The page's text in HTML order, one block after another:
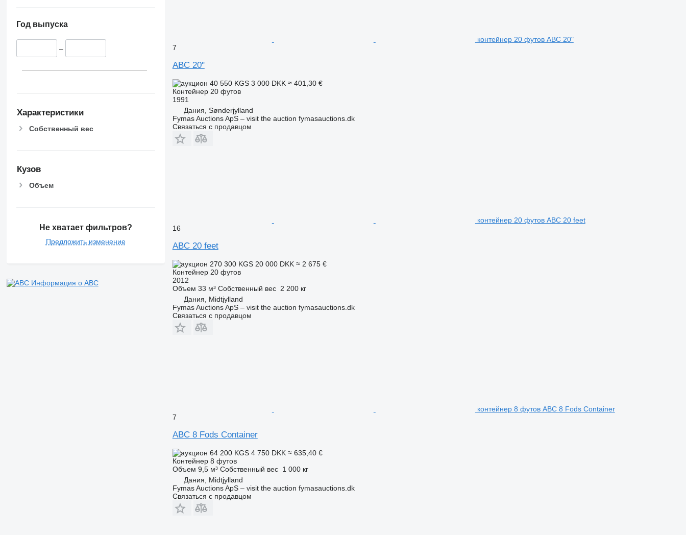
Год выпуска
–
Характеристики
Собственный вес
Кузов
Объем
Не хватает фильтров?
Предложить изменение
Информация о ABC
контейнер 20 футов ABC 20"
7
ABC 20"
40 550 KGS 3 000 DKK ≈ 401,30 €
Контейнер 20 футов
1991
Дания, Sønderjylland
Fymas Auctions ApS – visit the auction fymasauctions.dk
Связаться с продавцом
контейнер 20 футов ABC 20 feet
16
ABC 20 feet
270 300 KGS 20 000 DKK ≈ 2 675 €
Контейнер 20 футов
2012
Объем 33 м³ Собственный вес 2 200 кг
Дания, Midtjylland
Fymas Auctions ApS – visit the auction fymasauctions.dk
Связаться с продавцом
контейнер 8 футов ABC 8 Fods Container
7
ABC 8 Fods Container
64 200 KGS 4 750 DKK ≈ 635,40 €
Контейнер 8 футов
Объем 9,5 м³ Собственный вес 1 000 кг
Дания, Midtjylland
Fymas Auctions ApS – visit the auction fymasauctions.dk
Связаться с продавцом